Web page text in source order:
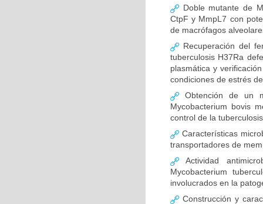
Doble mutante de
CtpF y MmpL7 con
de macrófagos
Recuperación del
tuberculosis H37Ra
plasmática y
condiciones de estrés
Obtención de un
Mycobacterium bovis
control de la
Características
transportadores de
Actividad
Mycobacterium
involucrados en la
Construcción y